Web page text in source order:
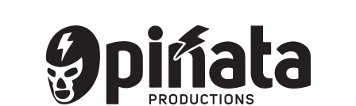
Menú Principal